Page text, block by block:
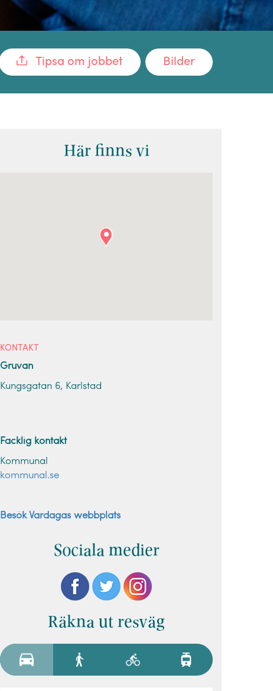
Bilder
Tipsa om jobbet
Här finns vi
KONTAKT
Gruvan
Kungsgatan 6, Karlstad
Facklig kontakt
Kommunal
kommunal.se
Besök Vardagas webbplats
Sociala medier
Räkna ut resväg